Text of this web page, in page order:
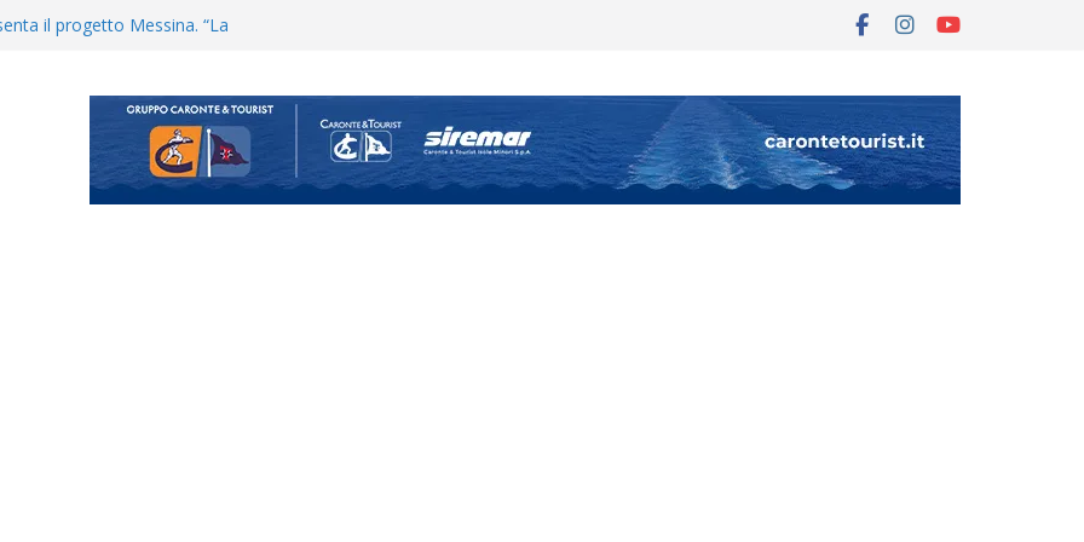
il terzino Matteo Guerriero
ma non chi siamo”
bocciato il Fasano,
e Kamarat restano in
si alzano i ritmi tra lavoro